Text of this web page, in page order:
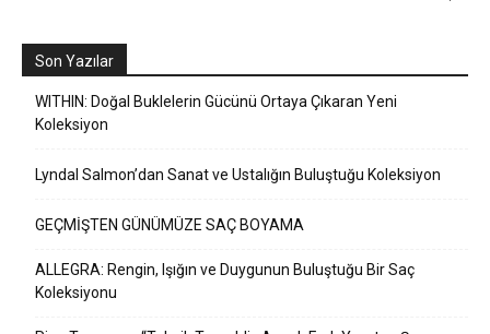
Son Yazılar
WITHIN: Doğal Buklelerin Gücünü Ortaya Çıkaran Yeni
Koleksiyon
Lyndal Salmon’dan Sanat ve Ustalığın Buluştuğu Koleksiyon
GEÇMİŞTEN GÜNÜMÜZE SAÇ BOYAMA
ALLEGRA: Rengin, Işığın ve Duygunun Buluştuğu Bir Saç
Koleksiyonu